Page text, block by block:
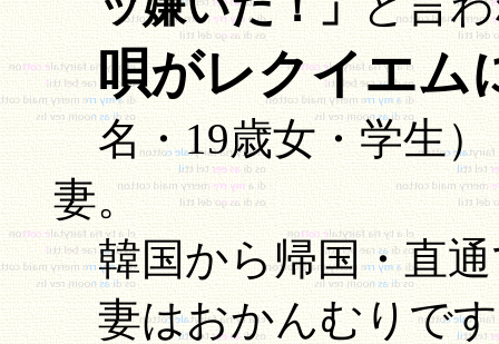
唄がレクイエム
名・19歳女・学生）
妻。
韓国から帰国・直
妻はおかんむりで